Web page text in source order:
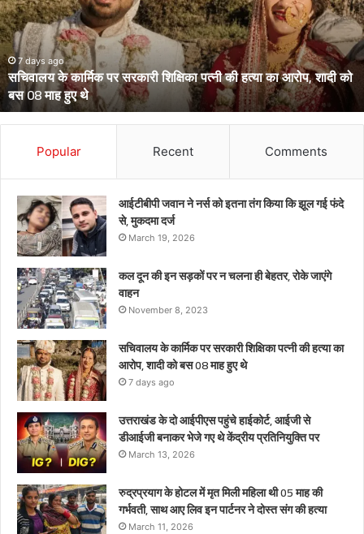
पहुंचे
हाईकोर्ट,
आईजी
से
डीआईजी
बनाकर
भेजे
गए
प्रतिनियुक्ति
March 13, 2026
उत्तराखंड के दो आईपीएस पहुंचे हाईकोर्ट, आईजी से डीआईजी बनाकर भेजे गए
थे केंद्रीय प्रतिनियुक्ति पर
Popular Recent Comments
आईटीबीपी जवान ने नर्स को इतना तंग किया कि झूल गई फंदे
से, मुकदमा दर्ज
March 19, 2026
कल दून की इन सड़कों पर न चलना ही बेहतर, रोके जाएंगे
वाहन
November 8, 2023
सचिवालय के कार्मिक पर सरकारी शिक्षिका पत्नी की हत्या का
आरोप, शादी को बस 08 माह हुए थे
7 days ago
उत्तराखंड के दो आईपीएस पहुंचे हाईकोर्ट, आईजी से
डीआईजी बनाकर भेजे गए थे केंद्रीय प्रतिनियुक्ति पर
March 13, 2026
रुद्रप्रयाग के होटल में मृत मिली महिला थी 05 माह की
गर्भवती, साथ आए लिव इन पार्टनर ने दोस्त संग की हत्या
March 11, 2026